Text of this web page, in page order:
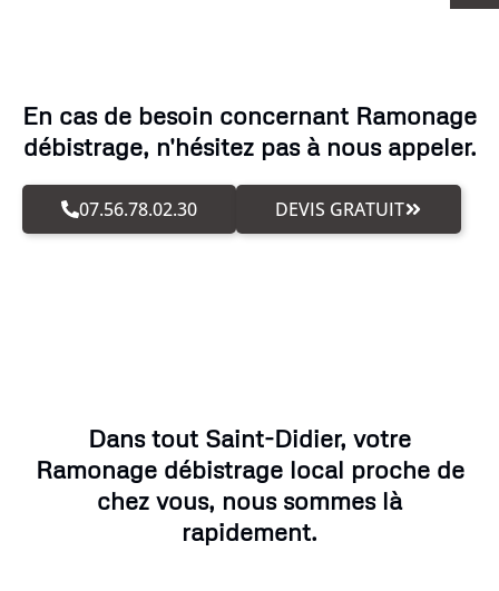
En cas de besoin concernant Ramonage
débistrage, n'hésitez pas à nous appeler.
07.56.78.02.30 DEVIS GRATUIT
Dans tout Saint-Didier, votre
Ramonage débistrage local proche de
chez vous, nous sommes là
rapidement.